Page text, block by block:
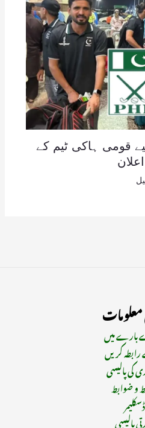
قومی ہاکی ٹیم کے
معلومات
بارے میں
کریں
کی پالیسی
و ضوابط
ڈسکلیمر
پالیسی